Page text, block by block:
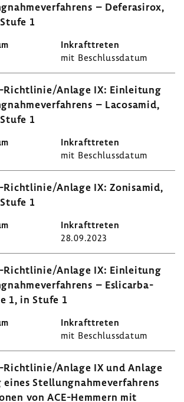
– Defer­a­sirox,
1
mit Beschluss­datum
Anlage IX: Einlei­tung
– Lacos­amid,
1
mit Beschluss­datum
Anlage IX: Zoni­samid,
1
28.09.2023
Anlage IX: Einlei­tung
– Esli­car­ba­
1, in Stufe 1
mit Beschluss­datum
Anlage IX und Anlage
Stel­lung­nah­me­ver­fah­rens
von ACE-​Hemmern mit